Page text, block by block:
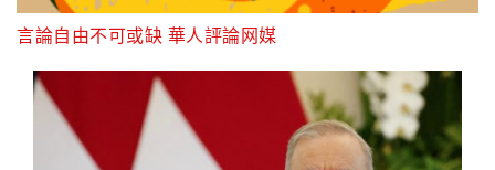
言論自由不可或缺 華人評論网媒